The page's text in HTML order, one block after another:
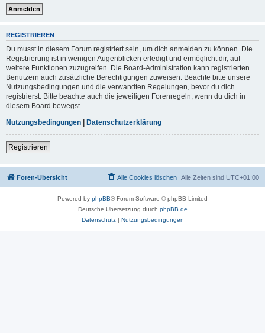
REGISTRIEREN
Du musst in diesem Forum registriert sein, um dich anmelden zu können. Die
Registrierung ist in wenigen Augenblicken erledigt und ermöglicht dir, auf
weitere Funktionen zuzugreifen. Die Board-Administration kann registrierten
Benutzern auch zusätzliche Berechtigungen zuweisen. Beachte bitte unsere
Nutzungsbedingungen und die verwandten Regelungen, bevor du dich
registrierst. Bitte beachte auch die jeweiligen Forenregeln, wenn du dich in
diesem Board bewegst.
Nutzungsbedingungen | Datenschutzerklärung
Registrieren
Foren-Übersicht Alle Zeiten sind UTC+01:00
Alle Cookies löschen
Powered by phpBB® Forum Software © phpBB Limited
Deutsche Übersetzung durch phpBB.de
Datenschutz| Nutzungsbedingungen